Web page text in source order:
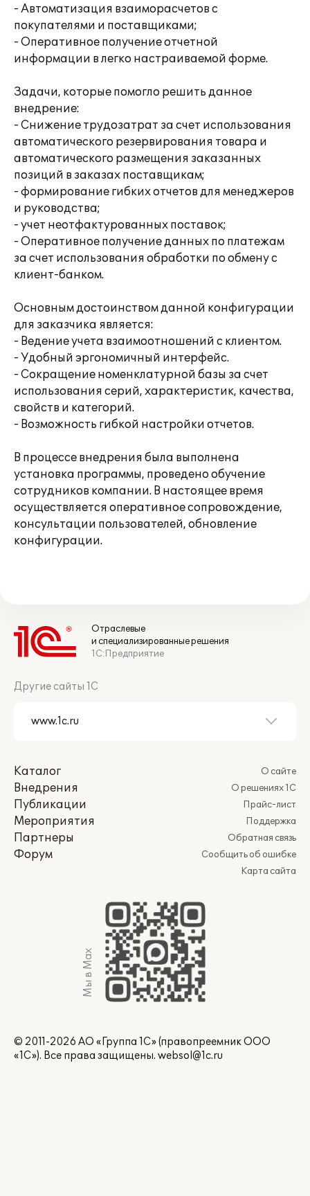
- Автоматизация взаиморасчетов с
покупателями и поставщиками;
- Оперативное получение отчетной
информации в легко настраиваемой форме.
Задачи, которые помогло решить данное
внедрение:
- Снижение трудозатрат за счет использования
автоматического резервирования товара и
автоматического размещения заказанных
позиций в заказах поставщикам;
- формирование гибких отчетов для менеджеров
и руководства;
- учет неотфактурованных поставок;
- Оперативное получение данных по платежам
за счет использования обработки по обмену с
клиент-банком.
Основным достоинством данной конфигурации
для заказчика является:
- Ведение учета взаимоотношений с клиентом.
- Удобный эргономичный интерфейс.
- Сокращение номенклатурной базы за счет
использования серий, характеристик, качества,
свойств и категорий.
- Возможность гибкой настройки отчетов.
В процессе внедрения была выполнена
установка программы, проведено обучение
сотрудников компании. В настоящее время
осуществляется оперативное сопровождение,
консультации пользователей, обновление
конфигурации.
Отраслевые
и специализированные решения
1С:Предприятие
Другие сайты 1С
Каталог
Внедрения
Публикации
Мероприятия
Партнеры
Форум
О сайте
О решениях 1С
Прайс-лист
Поддержка
Обратная связь
Сообщить об ошибке
Карта сайта
Мы в Max
© 2011-2026 АО «Группа 1С» (правопреемник ООО
«1С»). Все права защищены. websol@1c.ru